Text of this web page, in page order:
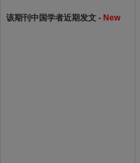
该期刊中国学者近期发文 - New